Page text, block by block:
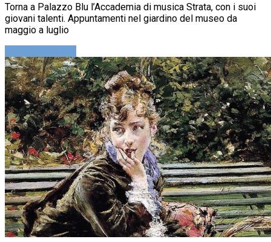
Torna a Palazzo Blu l’Accademia di musica Strata, con i suoi
giovani talenti. Appuntamenti nel giardino del museo da
maggio a luglio